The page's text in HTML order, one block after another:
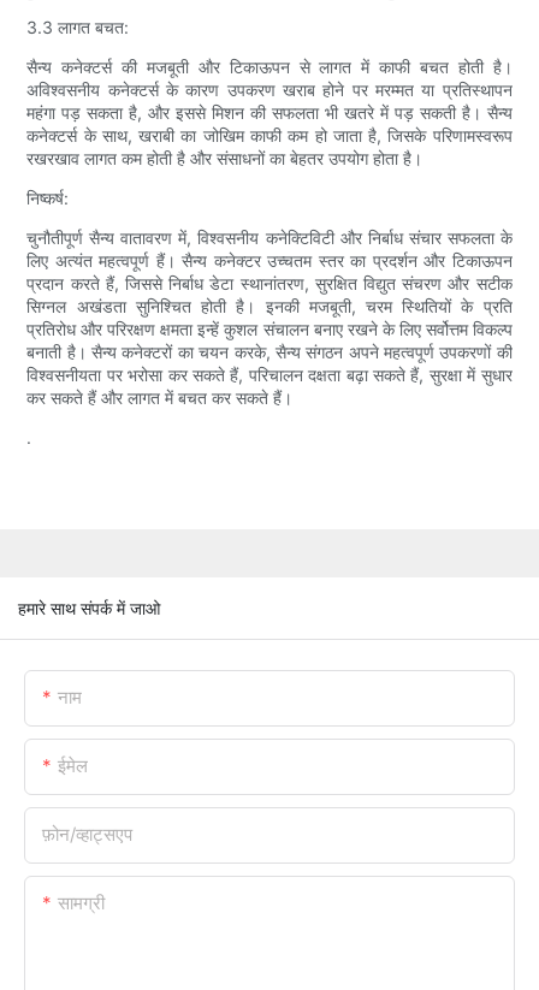
3.3 लागत बचत:
सैन्य कनेक्टर्स की मजबूती और टिकाऊपन से लागत में काफी बचत होती है।
अविश्वसनीय कनेक्टर्स के कारण उपकरण खराब होने पर मरम्मत या प्रतिस्थापन
महंगा पड़ सकता है, और इससे मिशन की सफलता भी खतरे में पड़ सकती है। सैन्य
कनेक्टर्स के साथ, खराबी का जोखिम काफी कम हो जाता है, जिसके परिणामस्वरूप
रखरखाव लागत कम होती है और संसाधनों का बेहतर उपयोग होता है।
निष्कर्ष:
चुनौतीपूर्ण सैन्य वातावरण में, विश्वसनीय कनेक्टिविटी और निर्बाध संचार सफलता के
लिए अत्यंत महत्वपूर्ण हैं। सैन्य कनेक्टर उच्चतम स्तर का प्रदर्शन और टिकाऊपन
प्रदान करते हैं, जिससे निर्बाध डेटा स्थानांतरण, सुरक्षित विद्युत संचरण और सटीक
सिग्नल अखंडता सुनिश्चित होती है। इनकी मजबूती, चरम स्थितियों के प्रति
प्रतिरोध और परिरक्षण क्षमता इन्हें कुशल संचालन बनाए रखने के लिए सर्वोत्तम विकल्प
बनाती है। सैन्य कनेक्टरों का चयन करके, सैन्य संगठन अपने महत्वपूर्ण उपकरणों की
विश्वसनीयता पर भरोसा कर सकते हैं, परिचालन दक्षता बढ़ा सकते हैं, सुरक्षा में सुधार
कर सकते हैं और लागत में बचत कर सकते हैं।
.
हमारे साथ संपर्क में जाओ
नाम
ईमेल
फ़ोन/व्हाट्सएप
सामग्री